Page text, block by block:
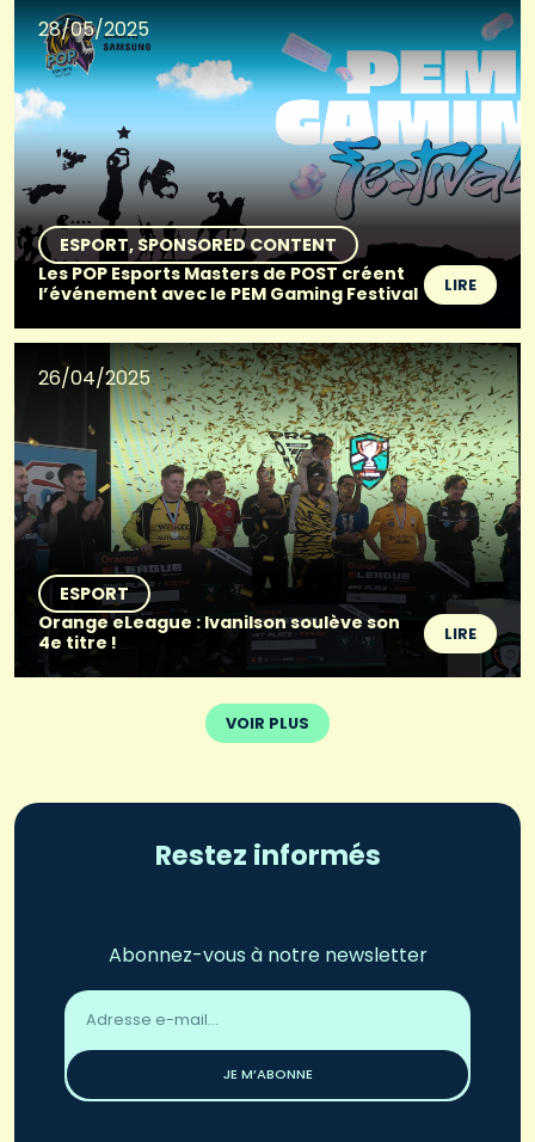
28/05/2025
ESPORT SPONSORED CONTENT
Les POP Esports Masters de POST créent
l’événement avec le PEM Gaming Festival
LIRE
26/04/2025
ESPORT
Orange eLeague : Ivanilson soulève son
4e titre !
LIRE
VOIR PLUS
Restez informés
Abonnez-vous à notre newsletter
Adresse
email
JE M’ABONNE